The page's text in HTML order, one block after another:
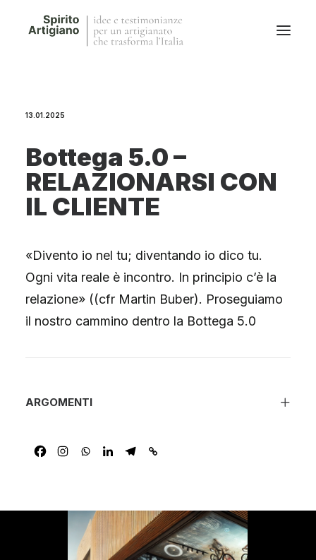
Magazine
QFG
Collaborano con noi
13.01.2025
Bottega 5.0 –
RELAZIONARSI CON
IL CLIENTE
«Divento io nel tu; diventando io dico tu.
Ogni vita reale è incontro. In principio c’è la
relazione» ((cfr Martin Buber). Proseguiamo
il nostro cammino dentro la Bottega 5.0
ARGOMENTI